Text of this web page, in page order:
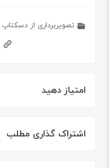
تصویربرداری از دسکتاپ
امتیاز دهید
اشتراک گذاری مطلب